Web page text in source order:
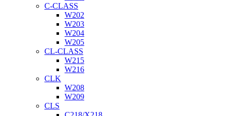
C-CLASS
W202
W203
W204
W205
CL-CLASS
W215
W216
CLK
W208
W209
CLS